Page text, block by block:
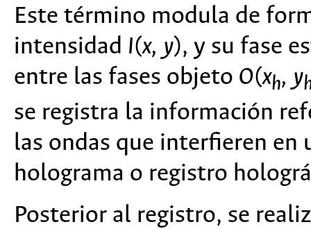
Este término modula de
intensidad I(x, y), y su fase
entre las fases objeto O(xh, y
se registra la información
las ondas que interfieren
holograma o registro
Posterior al registro, se